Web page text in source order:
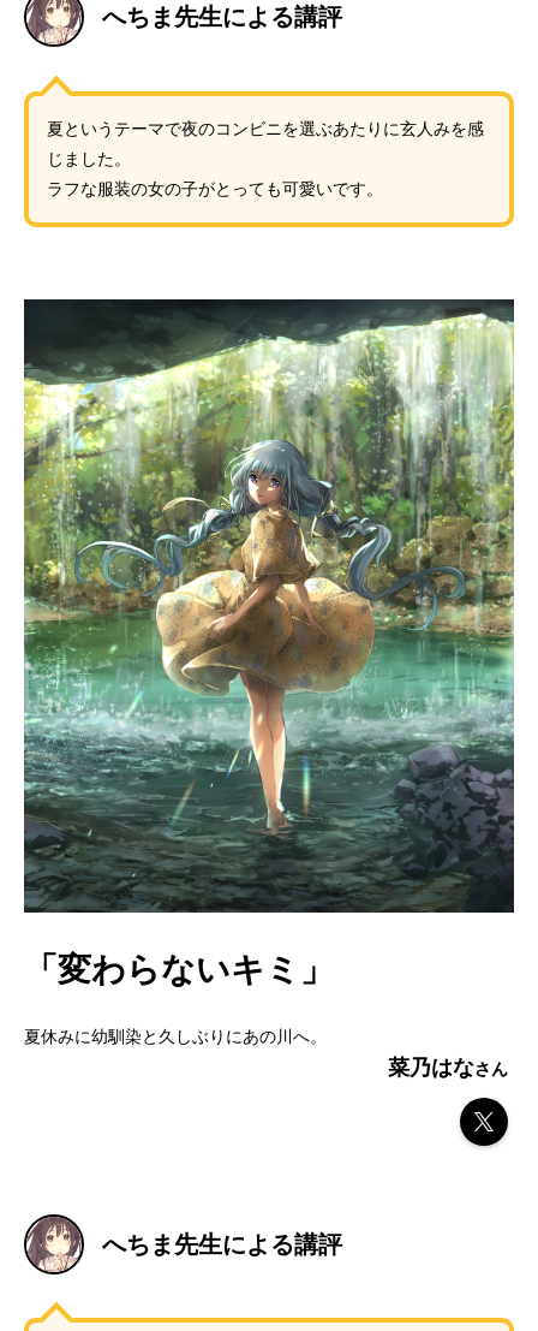
へちま先生による講評
夏というテーマで夜のコンビニを選ぶあたりに玄人みを感
じました。
ラフな服装の女の子がとっても可愛いです。
「変わらないキミ」
夏休みに幼馴染と久しぶりにあの川へ。
菜乃はな
へちま先生による講評